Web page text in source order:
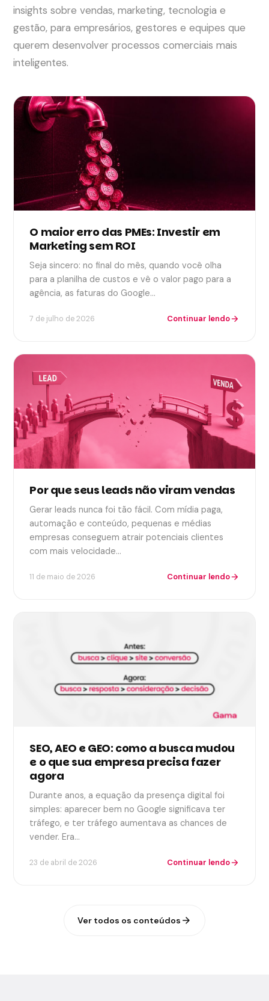
insights sobre vendas, marketing, tecnologia e
gestão, para empresários, gestores e equipes que
querem desenvolver processos comerciais mais
inteligentes.
O maior erro das PMEs: Investir em
Marketing sem ROI
Seja sincero: no final do mês, quando você olha
para a planilha de custos e vê o valor pago para a
agência, as faturas do Google…
7 de julho de 2026 Continuar lendoarrow_forward
Por que seus leads não viram vendas
Gerar leads nunca foi tão fácil. Com mídia paga,
automação e conteúdo, pequenas e médias
empresas conseguem atrair potenciais clientes
com mais velocidade…
11 de maio de 2026 Continuar lendoarrow_forward
SEO, AEO e GEO: como a busca mudou
e o que sua empresa precisa fazer
agora
Durante anos, a equação da presença digital foi
simples: aparecer bem no Google significava ter
tráfego, e ter tráfego aumentava as chances de
vender. Era…
23 de abril de 2026 Continuar lendoarrow_forward
Ver todos os conteúdos arrow_forward